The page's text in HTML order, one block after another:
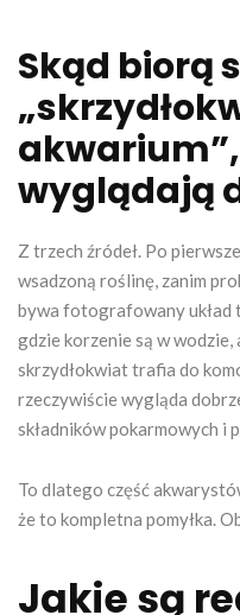
Skąd biorą
wyglądają
Z trzech źródeł. Po
wsadzoną roślinę, zanim
bywa fotografowany układ
gdzie korzenie są w wodzie,
skrzydłokwiat trafia do
rzeczywiście wygląda
składników pokarmowych i
To dlatego część
że to kompletna pomyłka.
Jakie są